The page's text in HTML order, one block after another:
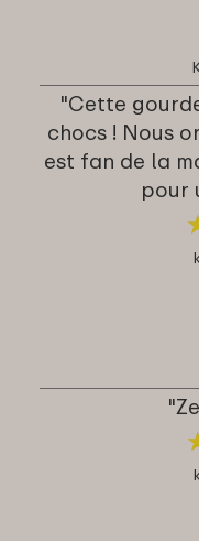
"Cette
chocs ! Nous
est fan de la
pour